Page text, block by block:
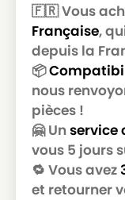
🇫🇷 Vous
Française,
depuis la
📦
nous
pièces !
🤗 Un service
vous 5 jours
🔁 Vous avez
et retourner